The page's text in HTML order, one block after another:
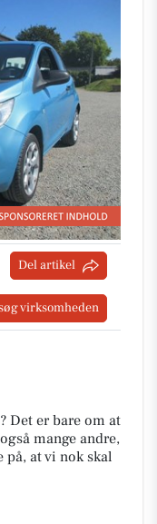
Del artikel
virksomheden
Det er bare om at
mange andre,
på, at vi nok skal